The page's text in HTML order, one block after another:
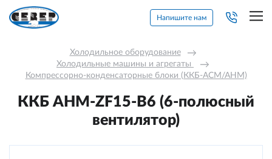
Напишите нам
Холодильное оборудование →
Холодильные машины и агрегаты →
Компрессорно-конденсаторные блоки (ККБ-АСМ/АНМ)
ККБ AНM-ZF15-В6 (6-полюсный
вентилятор)